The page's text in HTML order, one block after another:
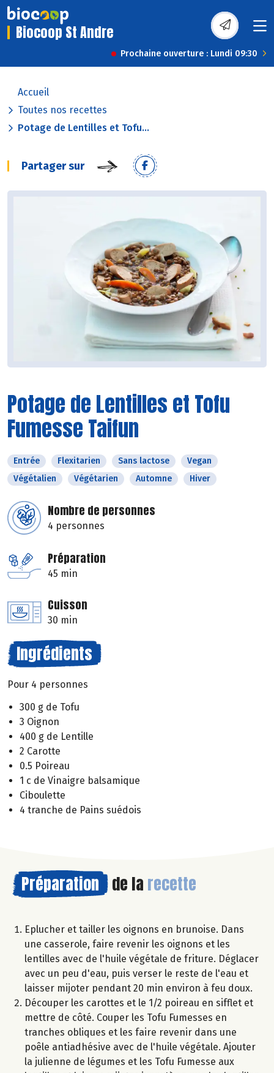
Biocoop St Andre
Prochaine ouverture : Lundi 09:30
Accueil
Toutes nos recettes
Potage de Lentilles et Tofu...
Partager sur
Potage de Lentilles et Tofu
Fumesse Taifun
Entrée Flexitarien Sans lactose
Vegan
Végétalien
Végétarien Automne Hiver
Nombre de personnes
4 personnes
Préparation
45 min
Cuisson
30 min
Ingrédients
Pour 4 personnes
300 g de Tofu
3 Oignon
400 g de Lentille
2 Carotte
0.5 Poireau
1 c de Vinaigre balsamique
Ciboulette
4 tranche de Pains suédois
Préparation de la recette
Eplucher et tailler les oignons en brunoise. Dans
une casserole, faire revenir les oignons et les
lentilles avec de l'huile végétale de friture. Déglacer
avec un peu d'eau, puis verser le reste de l'eau et
laisser mijoter pendant 20 min environ à feu doux.
Découper les carottes et le 1/2 poireau en sifflet et
mettre de côté. Couper les Tofu Fumesses en
tranches obliques et les faire revenir dans une
poêle antiadhésive avec de l'huile végétale. Ajouter
la julienne de légumes et les Tofu Fumesse aux